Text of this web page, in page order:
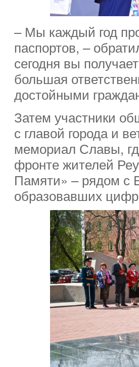
– Мы каждый год
паспортов, –
сегодня вы
большая
достойными
Затем участники
с главой города и
мемориал Славы,
фронте жителей
Памяти» – рядом с
образовавших